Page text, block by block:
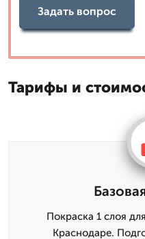
Задать вопрос
Тарифы и
Покраска 1 слоя
Краснодаре.